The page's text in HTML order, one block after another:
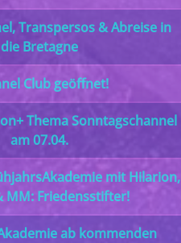
Transpersos & Abreise in
die Bretagne
Club geöffnet!
Thema Sonntagschannel
am 07.04.
mit Hilarion,
MM: Friedensstifter!
ab kommenden